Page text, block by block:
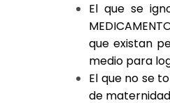
El que se
que existan
medio para
El que no se
de